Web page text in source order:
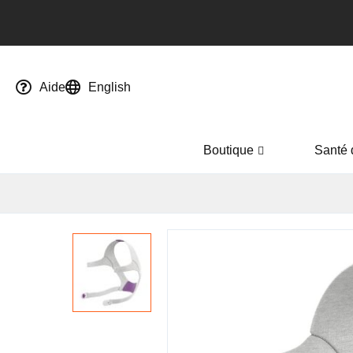
Aide English
Boutique Santé
Passer
fin
de